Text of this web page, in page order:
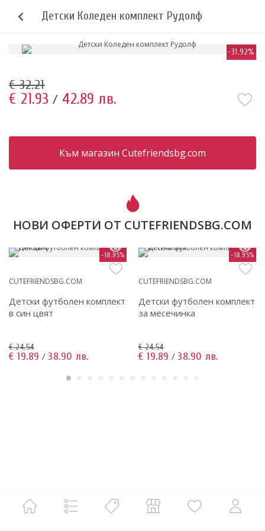
-31.92%
Детски Коледен комплект Рудолф
€ 32.21
€ 21.93 / 42.89 лв.
Към магазин Cutefriendsbg.com
НОВИ ОФЕРТИ ОТ CUTEFRIENDSBG.COM
-18.95%
CUTEFRIENDSBG.COM
Детски футболен комплект
в син цвят
€ 24.54
€ 19.89 / 38.90 лв.
-18.95%
CUTEFRIENDSBG.COM
Детски футболен комплект
за месечинка
€ 24.54
€ 19.89 / 38.90 лв.